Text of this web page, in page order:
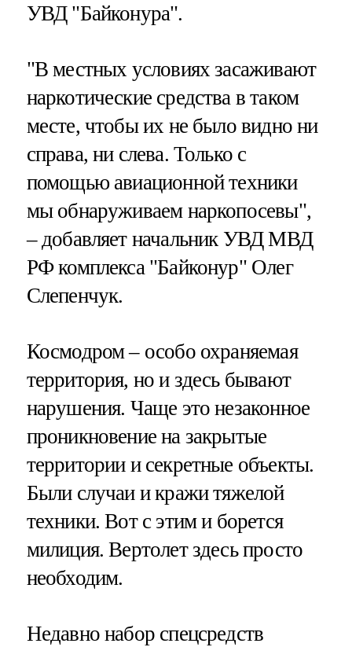
УВД "Байконура".
"В местных условиях засаживают
наркотические средства в таком
месте, чтобы их не было видно ни
справа, ни слева. Только с
помощью авиационной техники
мы обнаруживаем наркопосевы",
– добавляет начальник УВД МВД
РФ комплекса "Байконур" Олег
Слепенчук.
Космодром – особо охраняемая
территория, но и здесь бывают
нарушения. Чаще это незаконное
проникновение на закрытые
территории и секретные объекты.
Были случаи и кражи тяжелой
техники. Вот с этим и борется
милиция. Вертолет здесь просто
необходим.
Недавно набор спецсредств